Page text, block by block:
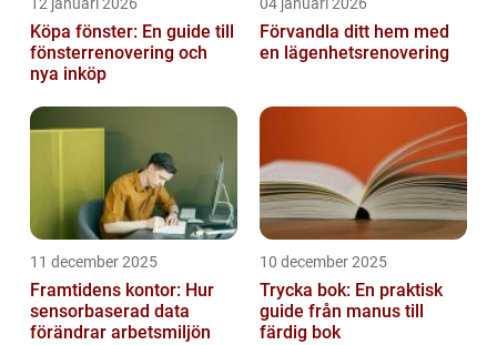
Köpa fönster: En guide till
fönsterrenovering och
nya inköp
Förvandla ditt hem med
en lägenhetsrenovering
11 december 2025
Framtidens kontor: Hur
sensorbaserad data
förändrar arbetsmiljön
10 december 2025
Trycka bok: En praktisk
guide från manus till
färdig bok